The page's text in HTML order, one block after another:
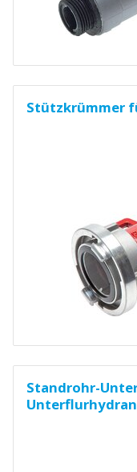
Stützkrümmer
Standrohr-